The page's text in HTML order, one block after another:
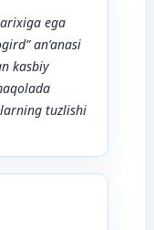
ega
an’anasi
kasbiy
tuzlishi